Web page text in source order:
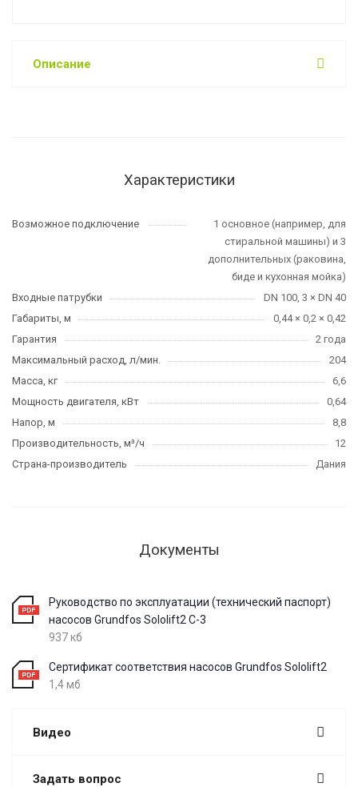
Описание
Характеристики
Возможное подключение
1 основное (например, для
стиральной машины) и 3
дополнительных (раковина,
биде и кухонная мойка)
Входные патрубки
DN 100, 3 × DN 40
Габариты, м
0,44 × 0,2 × 0,42
Гарантия
2 года
Максимальный расход, л/мин.
204
Масса, кг
6,6
Мощность двигателя, кВт
0,64
Напор, м
8,8
Производительность, м³/ч
12
Страна-производитель
Дания
Документы
Руководство по эксплуатации (технический паспорт)
насосов Grundfos Sololift2 C-3
937 кб
Сертификат соответствия насосов Grundfos Sololift2
1,4 мб
Видео
Задать вопрос